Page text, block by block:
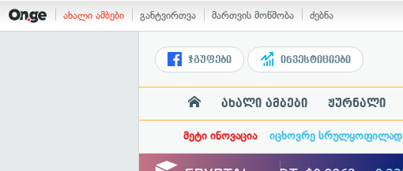
ახალი ამბები განტვირთვა მართვის მოწმობა ძებნა
ჯგუფები ინვესტიციები
ახალი ამბები ჟურნალი
მეტი ინოვაცია იცხოვრე სრულყოფილად